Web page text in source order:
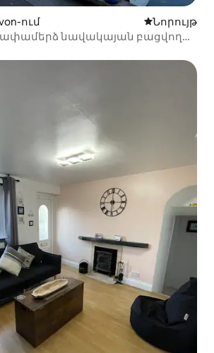
ում Մնալու նոր
Նորույթ
ափամերձ նավակայան բացվող